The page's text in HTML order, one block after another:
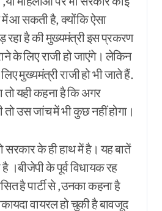
में आ सकती है, क्योंकि ऐसा
रहा है की मुख्यमंत्री इस प्रकरण
के लिए राजी हो जाएंगे। लेकिन
मुख्यमंत्री राजी हो भी जाते हैं.
तो यही कहना है कि अगर
तो उस जांच में भी कुछ नहीं होगा।
सरकार के ही हाथ में है। यह बातें
।बीजेपी के पूर्व विधायक रह
है पार्टी से ,उनका कहना है
वायरल हो चुकी है बावजूद